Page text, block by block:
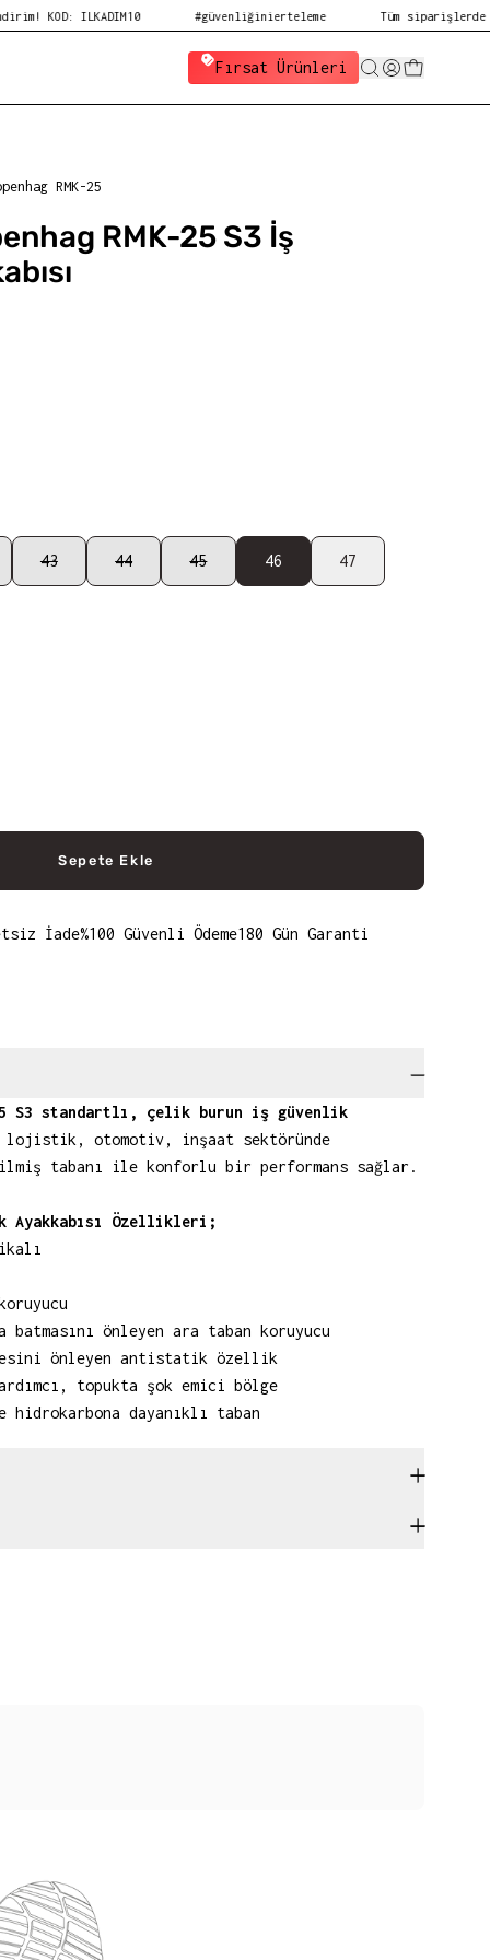
#güvenliğinierteleme Tüm siparişlerde ücretsiz
Fırsat Ürünleri
RMK-25
RMK-25 S3 İş
43 44 45 46 47
Sepete Ekle
İade%100 Güvenli Ödeme180 Gün Garanti
25 S3 standartlı, çelik burun iş güvenlik
otomotiv, inşaat sektöründe
tabanı ile konforlu bir performans sağlar.
Ayakkabısı Özellikleri;
önleyen ara taban koruyucu
önleyen antistatik özellik
topukta şok emici bölge
hidrokarbona dayanıklı taban